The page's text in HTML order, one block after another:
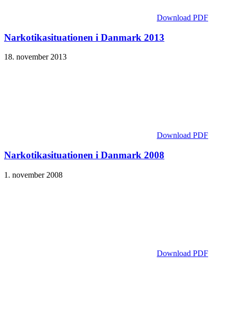
Download PDF
Narkotika­situationen i Danmark 2013
18. november 2013
Download PDF
Narkotika­situationen i Danmark 2008
1. november 2008
Download PDF